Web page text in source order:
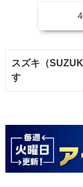
スズキ（
す